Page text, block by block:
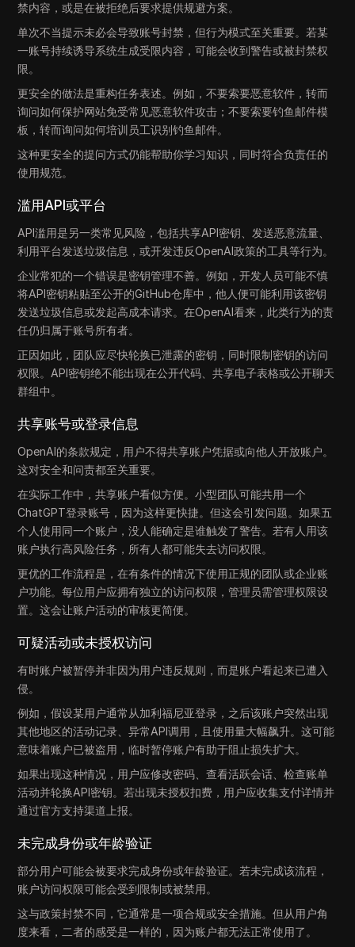
禁内容，或是在被拒绝后要求提供规避方案。
单次不当提示未必会导致账号封禁，但行为模式至关重要。若某
一账号持续诱导系统生成受限内容，可能会收到警告或被封禁权
限。
更安全的做法是重构任务表述。例如，不要索要恶意软件，转而
询问如何保护网站免受常见恶意软件攻击；不要索要钓鱼邮件模
板，转而询问如何培训员工识别钓鱼邮件。
这种更安全的提问方式仍能帮助你学习知识，同时符合负责任的
使用规范。
滥用API或平台
API滥用是另一类常见风险，包括共享API密钥、发送恶意流量、
利用平台发送垃圾信息，或开发违反OpenAI政策的工具等行为。
企业常犯的一个错误是密钥管理不善。例如，开发人员可能不慎
将API密钥粘贴至公开的GitHub仓库中，他人便可能利用该密钥
发送垃圾信息或发起高成本请求。在OpenAI看来，此类行为的责
任仍归属于账号所有者。
正因如此，团队应尽快轮换已泄露的密钥，同时限制密钥的访问
权限。API密钥绝不能出现在公开代码、共享电子表格或公开聊天
群组中。
共享账号或登录信息
OpenAI的条款规定，用户不得共享账户凭据或向他人开放账户。
这对安全和问责都至关重要。
在实际工作中，共享账户看似方便。小型团队可能共用一个
ChatGPT登录账号，因为这样更快捷。但这会引发问题。如果五
个人使用同一个账户，没人能确定是谁触发了警告。若有人用该
账户执行高风险任务，所有人都可能失去访问权限。
更优的工作流程是，在有条件的情况下使用正规的团队或企业账
户功能。每位用户应拥有独立的访问权限，管理员需管理权限设
置。这会让账户活动的审核更简便。
可疑活动或未授权访问
有时账户被暂停并非因为用户违反规则，而是账户看起来已遭入
侵。
例如，假设某用户通常从加利福尼亚登录，之后该账户突然出现
其他地区的活动记录、异常API调用，且使用量大幅飙升。这可能
意味着账户已被盗用，临时暂停账户有助于阻止损失扩大。
如果出现这种情况，用户应修改密码、查看活跃会话、检查账单
活动并轮换API密钥。若出现未授权扣费，用户应收集支付详情并
通过官方支持渠道上报。
未完成身份或年龄验证
部分用户可能会被要求完成身份或年龄验证。若未完成该流程，
账户访问权限可能会受到限制或被禁用。
这与政策封禁不同，它通常是一项合规或安全措施。但从用户角
度来看，二者的感受是一样的，因为账户都无法正常使用了。